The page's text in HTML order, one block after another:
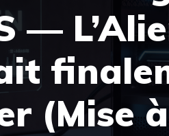
—
(Mise